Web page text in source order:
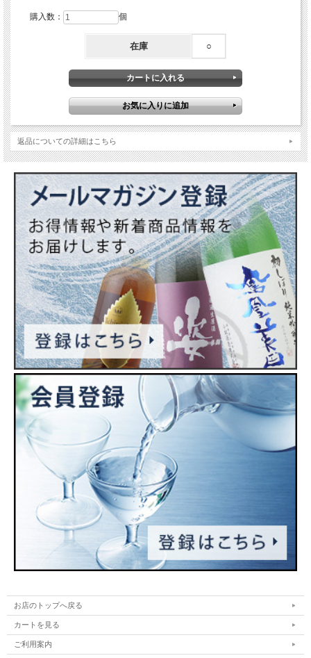
購入数： 個
在庫 ○
返品についての詳細はこちら
お店のトップへ戻る
カートを見る
ご利用案内